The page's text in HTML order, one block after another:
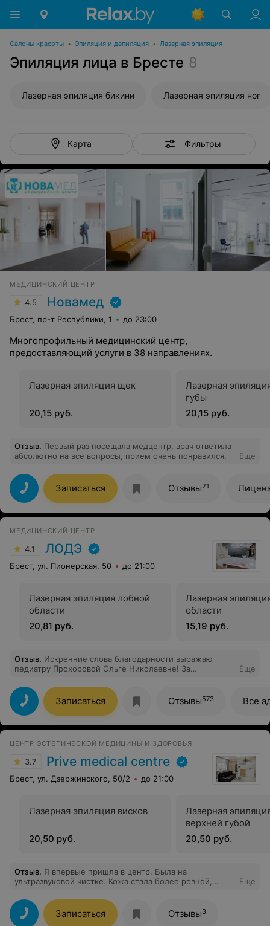
Салоны красоты • Эпиляция и депиляция • Лазерная эпиляция
Эпиляция лица в Бресте 8
Лазерная эпиляция бикини Лазерная эпиляция ног
Карта Фильтры
МЕДИЦИНСКИЙ ЦЕНТР
4.5 Новамед
Брест, пр-т Республики, 1 до 23:00
Многопрофильный медицинский центр,
предоставляющий услуги в 38 направлениях.
Лазерная эпиляция щек
20,15 руб.
Лазерная
губы
20,15 руб.
Отзыв. Первый раз посещала медцентр, врач ответила
абсолютно на все вопросы, прием очень понравился.
Еще
Записаться Отзывы21
МЕДИЦИНСКИЙ ЦЕНТР
4.1 ЛОДЭ
Брест, ул. Пионерская, 50 до 21:00
Лазерная эпиляция лобной
области
20,81 руб.
Лазерная
области
15,19 руб.
Отзыв. Искренние слова благодарности выражаю
педиатру Прохоровой Ольге Николаевне! За
качественную медицинскую помощь и как итог..
спасибо за здорового ребенка! Сил, терпения и только
благодарных пациентов Вам!
Еще
Записаться Отзывы573 Все
ЦЕНТР ЭСТЕТИЧЕСКОЙ МЕДИЦИНЫ И ЗДОРОВЬЯ
3.7 Prive medical centre
Брест, ул. Дзержинского, 50/2 до 21:00
Лазерная эпиляция висков
20,50 руб.
Лазерная
верхней губой
20,50 руб.
Отзыв. Я впервые пришла в центр. Была на
ультразвуковой чистке. Кожа стала более ровной,
специалисту!
Еще
Записаться Отзывы3